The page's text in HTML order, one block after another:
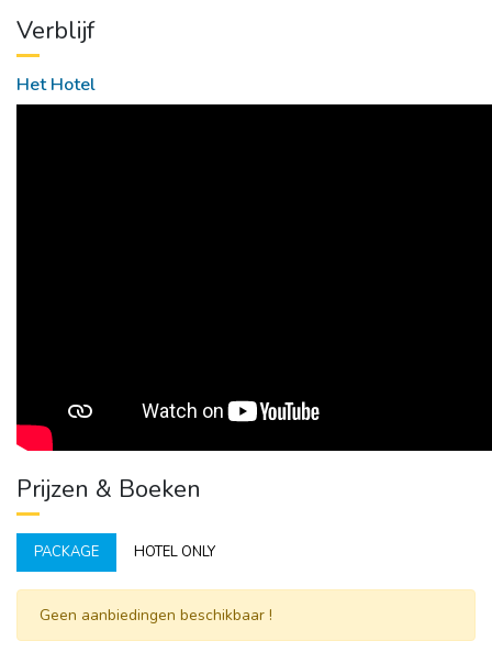
Verblijf
Het Hotel
Prijzen & Boeken
PACKAGE HOTEL ONLY
Geen aanbiedingen beschikbaar !